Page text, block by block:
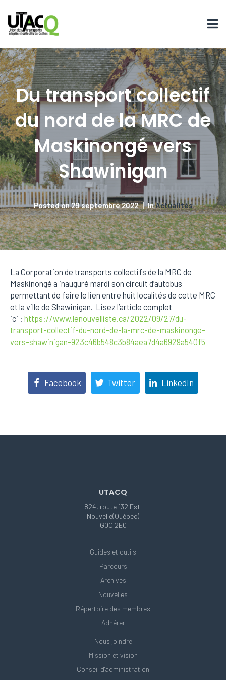
Du transport collectif
du nord de la MRC de
Maskinongé vers
Shawinigan
Posted on29 septembre 2022 InActualités
La Corporation de transports collectifs de la MRC de
Maskinongé a inauguré mardi son circuit d’autobus
permettant de faire le lien entre huit localités de cette MRC
et la ville de Shawinigan. Lisez l’article complet
ici : https://www.lenouvelliste.ca/2022/09/27/du-
transport-collectif-du-nord-de-la-mrc-de-maskinonge-
vers-shawinigan-923c46b548c3b84aea7d4a6929a540f5
Facebook Twitter LinkedIn
UTACQ
824, route 132 Est
Nouvelle(Québec)
G0C 2E0
Guides et outils
Parcours
Archives
Nouvelles
Répertoire des membres
Adhérer
Nous joindre
Mission et vision
Conseil d'administration